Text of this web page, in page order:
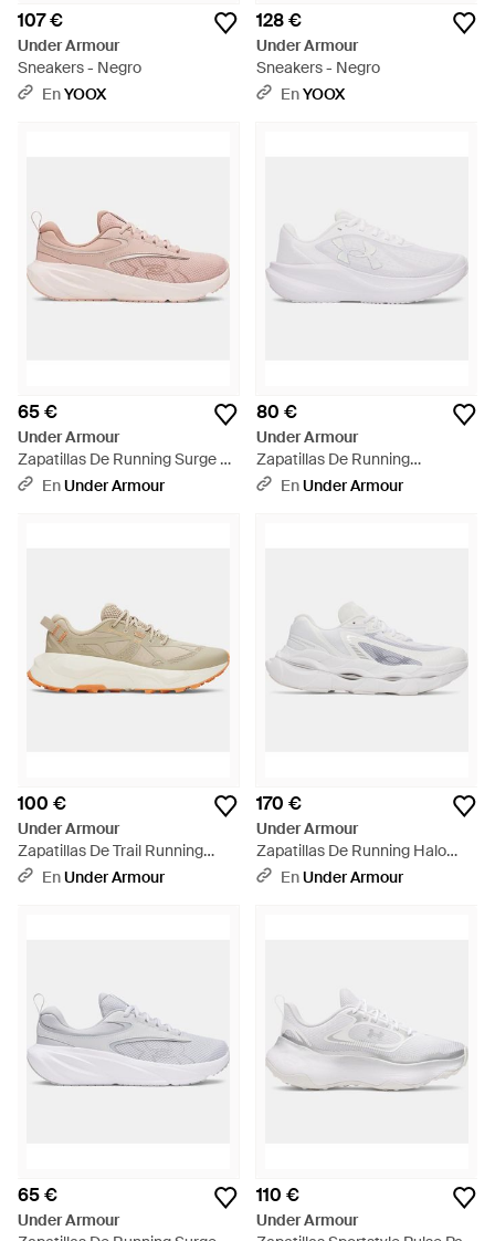
107 €
Under Armour
Sneakers - Negro
EnYOOX
128 €
Under Armour
Sneakers - Negro
EnYOOX
65 €
Under Armour
Zapatillas De Running Surge 5
Para Mujer Bashful Apex Deep
EnUnder Armour
80 €
Under Armour
Zapatillas De Running
Charged+ Chase Para Mujer
EnUnder Armour
100 €
Under Armour
Zapatillas De Trail Running
Charged Bandit Trail 4 Para
EnUnder Armour
170 €
Under Armour
Zapatillas De Running Halo
Racer 2 Para Mujer Metalico
EnUnder Armour
65 €
Under Armour
110 €
Under Armour